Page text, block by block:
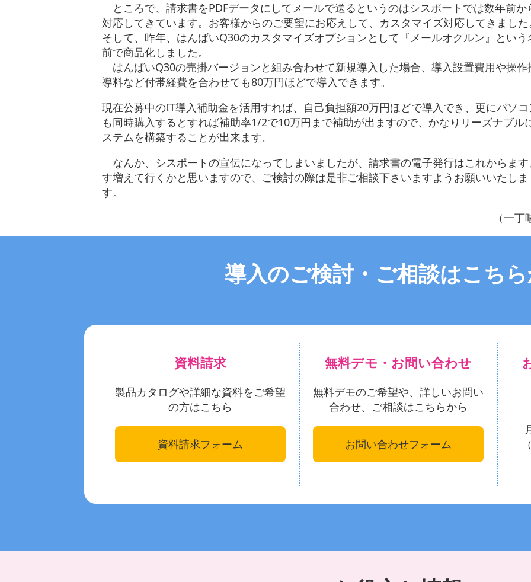
ところで、請求書をPDFデータにしてメールで送るというのはシスポートでは数年前か
対応してきています。お客様からのご要望にお応えして、カスタマイズ対応してきまし
そして、昨年、はんばいQ30のカスタマイズオプションとして『メールオクルン』という
前で商品化しました。
はんばいQ30の売掛バージョンと組み合わせて新規導入した場合、導入設置費用や操作
導料など付帯経費を合わせても80万円ほどで導入できます。
現在公募中のIT導入補助金を活用すれば、自己負担額20万円ほどで導入でき、更にパソ
も同時購入するとすれば補助率1/2で10万円まで補助が出ますので、かなりリーズナブル
ステムを構築することが出来ます。
なんか、シスポートの宣伝になってしまいましたが、請求書の電子発行はこれからま
す増えて行くかと思いますので、ご検討の際は是非ご相談下さいますようお願いいたしま
す。
（一丁
導入のご検討・ご相談はこち
資料請求
製品カタログや詳細な資料をご希望
の方はこちら
資料請求フォーム
無料デモ・お問い合わせ
無料デモのご希望や、詳しいお問い
合わせ、ご相談はこちらから
お問い合わせフォーム